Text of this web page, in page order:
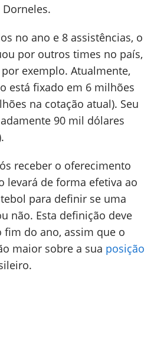
no ano e 8 assistências, o
por outros times no país,
exemplo. Atualmente,
está fixado em 6 milhões
na cotação atual). Seu
90 mil dólares
receber o oferecimento
levará de forma efetiva ao
para definir se uma
não. Esta definição deve
fim do ano, assim que o
maior sobre a sua posição